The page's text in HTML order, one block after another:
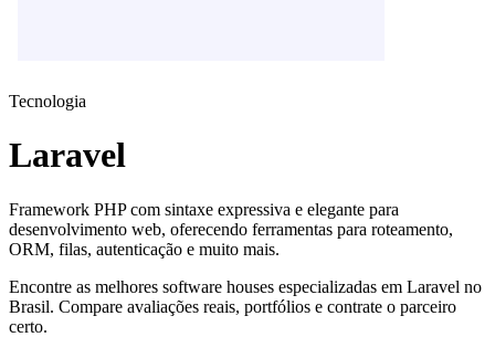
Tecnologia
Laravel
Framework PHP com sintaxe expressiva e elegante para
desenvolvimento web, oferecendo ferramentas para roteamento,
ORM, filas, autenticação e muito mais.
Encontre as melhores software houses especializadas em Laravel no
Brasil. Compare avaliações reais, portfólios e contrate o parceiro
certo.